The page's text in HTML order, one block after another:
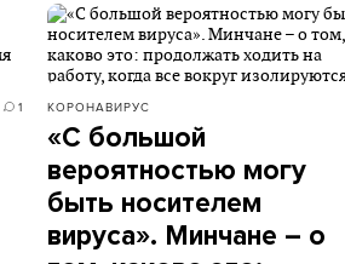
1 КОРОНАВИРУС
«С большой
вероятностью могу
быть носителем
вируса». Минчане – о